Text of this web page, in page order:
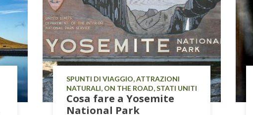
SPUNTI DI VIAGGIO, ATTRAZIONI
NATURALI, ON THE ROAD, STATI UNITI
Cosa fare a Yosemite
National Park